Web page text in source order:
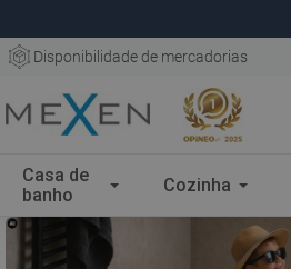
Disponibilidade de mercadorias
Casa de
banho
Cozinha